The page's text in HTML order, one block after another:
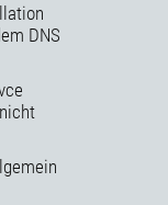
DNS